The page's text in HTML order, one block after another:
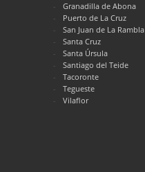
Granadilla de Abona
Puerto de La Cruz
San Juan de La Rambla
Santa Cruz
Santa Úrsula
Santiago del Teide
Tacoronte
Tegueste
Vilaflor